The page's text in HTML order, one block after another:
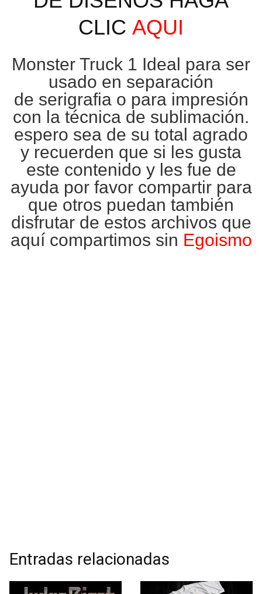
CLIC AQUI
Monster Truck 1 Ideal para ser
usado en separación
de serigrafiao para impresión
con la técnica de sublimación.
espero sea de su total agrado
y recuerden que si les gusta
este contenido y les fue de
ayuda por favor compartir para
que otros puedan también
disfrutar de estos archivos que
aquí compartimos sin Egoismo
Entradas relacionadas